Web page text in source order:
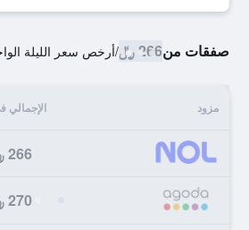
صفقات من266 ﷼ /أرخص سعر الليلة
مزود الإجمالي
266 ﷼
270 ﷼